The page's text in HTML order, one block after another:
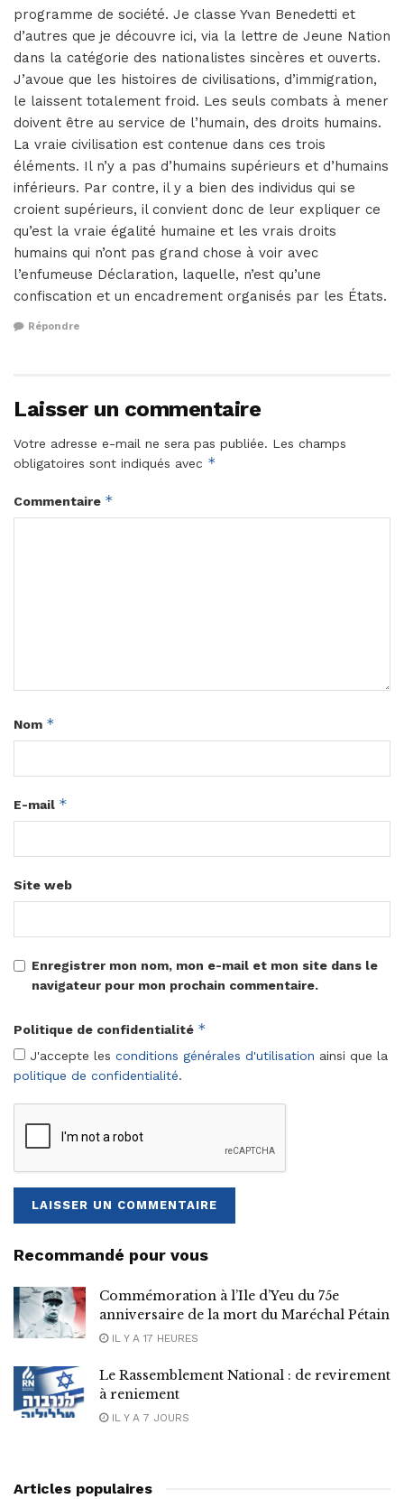
programme de société. Je classe Yvan Benedetti et
d’autres que je découvre ici, via la lettre de Jeune Nation
dans la catégorie des nationalistes sincères et ouverts.
J’avoue que les histoires de civilisations, d’immigration,
le laissent totalement froid. Les seuls combats à mener
doivent être au service de l’humain, des droits humains.
La vraie civilisation est contenue dans ces trois
éléments. Il n’y a pas d’humains supérieurs et d’humains
inférieurs. Par contre, il y a bien des individus qui se
croient supérieurs, il convient donc de leur expliquer ce
qu’est la vraie égalité humaine et les vrais droits
humains qui n’ont pas grand chose à voir avec
l’enfumeuse Déclaration, laquelle, n’est qu’une
confiscation et un encadrement organisés par les États.
Répondre
Laisser un commentaire
Votre adresse e-mail ne sera pas publiée. Les champs
obligatoires sont indiqués avec *
Commentaire *
Nom *
E-mail *
Site web
Enregistrer mon nom, mon e-mail et mon site dans le
navigateur pour mon prochain commentaire.
Politique de confidentialité *
J'accepte les conditions générales d'utilisation ainsi que la
politique de confidentialité.
Recommandé pour vous
Commémoration à l’Ile d’Yeu du 75e
anniversaire de la mort du Maréchal Pétain
IL Y A 17 HEURES
Le Rassemblement National : de revirement
à reniement
IL Y A 7 JOURS
Articles populaires